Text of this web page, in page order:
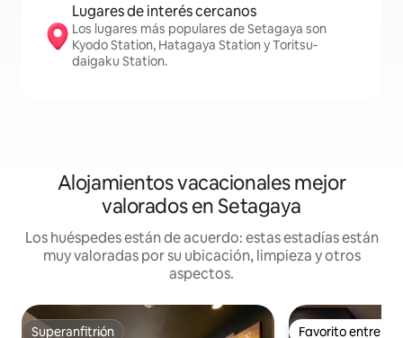
Lugares de interés cercanos
Los lugares más populares de Setagaya son
Kyodo Station, Hatagaya Station y Toritsu-
daigaku Station.
Alojamientos vacacionales mejor
valorados en Setagaya
Los huéspedes están de acuerdo: estas estadías están
muy valoradas por su ubicación, limpieza y otros
aspectos.
Superanfitrión Favorito entre